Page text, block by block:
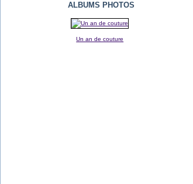
ALBUMS PHOTOS
Un an de couture